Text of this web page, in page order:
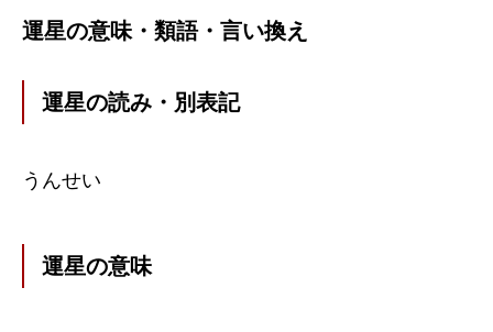
運星の意味・類語・言い換え
運星の読み・別表記
うんせい
運星の意味